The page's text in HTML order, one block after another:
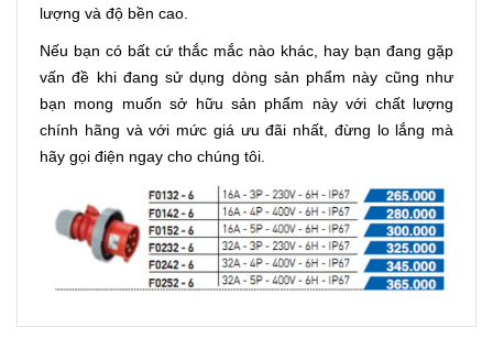
lượng và độ bền cao.
Nếu bạn có bất cứ thắc mắc nào khác, hay bạn đang gặp
vấn đề khi đang sử dụng dòng sản phẩm này cũng như
bạn mong muốn sở hữu sản phẩm này với chất lượng
chính hãng và với mức giá ưu đãi nhất, đừng lo lắng mà
hãy gọi điện ngay cho chúng tôi.